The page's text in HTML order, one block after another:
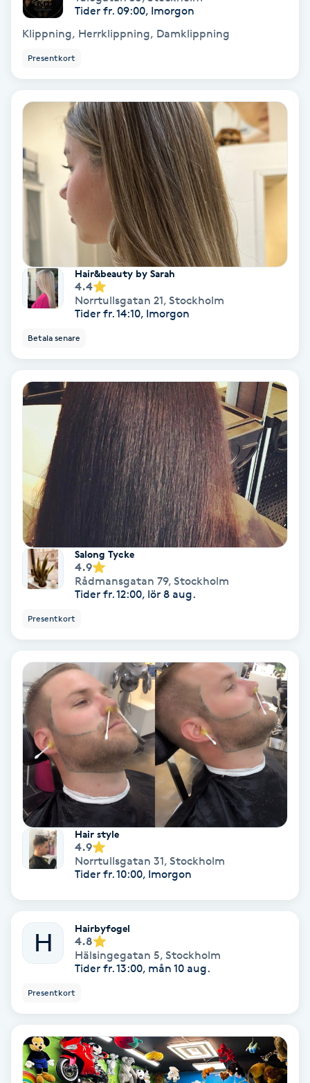
Regndroppsmassage
Reiki massage
Restorative Yoga
Rosacea
Rosenmetoden
Ryggmassage
Samtalsterapi
Singelfransar
Sjukgymnastik
Skalpmassage
Skinbooster
Skägg
Skäggfärgning
Skäggklippning
Skäggtrimmning
Skönhet
Spa
Spa manikyr & pedikyr
Spa-manikyr
Spa-pedikyr
Tider fr. 09:00, Imorgon
Klippning, Herrklippning, Damklippning
Presentkort
Hair&beauty by Sarah
4.4
Norrtullsgatan 21, Stockholm
Tider fr. 14:10, Imorgon
Betala senare
Salong Tycke
4.9
Rådmansgatan 79, Stockholm
Tider fr. 12:00, lör 8 aug.
Presentkort
Hair style
4.9
Norrtullsgatan 31, Stockholm
Tider fr. 10:00, Imorgon
H
Hairbyfogel
4.8
Hälsingegatan 5, Stockholm
Tider fr. 13:00, mån 10 aug.
Presentkort